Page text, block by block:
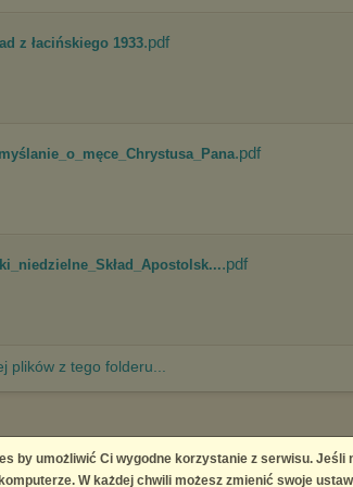
z łacińskiego 1933.pdf
.pdf
.pdf
plików z tego folderu...
infringement
by umożliwić Ci wygodne korzystanie z serwisu.
W każdej chwili możesz zmienić swoje